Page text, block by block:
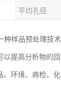
平均孔径
种样品预处理
提高分析物的
环境、商检、化